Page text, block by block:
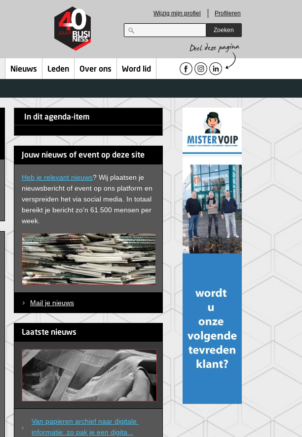
Wijzig mijn profiel Profileren
Zoeken
Nieuws Leden Over ons Word lid
In dit agenda-item
Jouw nieuws of event op deze site
Heb je relevant nieuws? Wij plaatsen je
nieuwsbericht of event op ons platform en
verspreiden het via social media. In totaal
bereikt je bericht zo'n 61.500 mensen per
week.
Mail je nieuws
Laatste nieuws
Van papieren archief naar digitale
informatie: zo pak je een digita...